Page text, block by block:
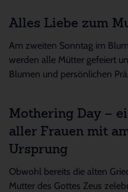
Alles Liebe zum
Am zweiten Sonntag im
werden alle Mütter gefeiert
Blumen und persönlichen
Mothering Day –
aller Frauen mit
Ursprung
Obwohl bereits die alten
Mutter des Gottes Zeus